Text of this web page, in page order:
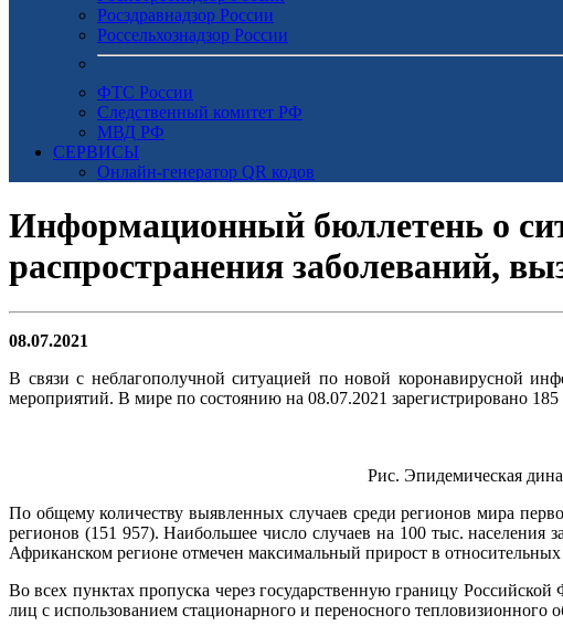
Росздравнадзор России
Россельхознадзор России
ФТС России
Следственный комитет РФ
МВД РФ
СЕРВИСЫ
Онлайн-генератор QR кодов
Информационный бюллетень о
распространения заболеваний,
08.07.2021
В связи с неблагополучной ситуацией по новой коронавирусной
мероприятий. В мире по состоянию на 08.07.2021 зарегистрировано
Рис. Эпидемическая
По общему количеству выявленных случаев среди регионов мира
регионов (151 957). Наибольшее число случаев на 100 тыс.
Африканском регионе отмечен максимальный прирост в относительных
Во всех пунктах пропуска через государственную границу
лиц с использованием стационарного и переносного тепловизионного